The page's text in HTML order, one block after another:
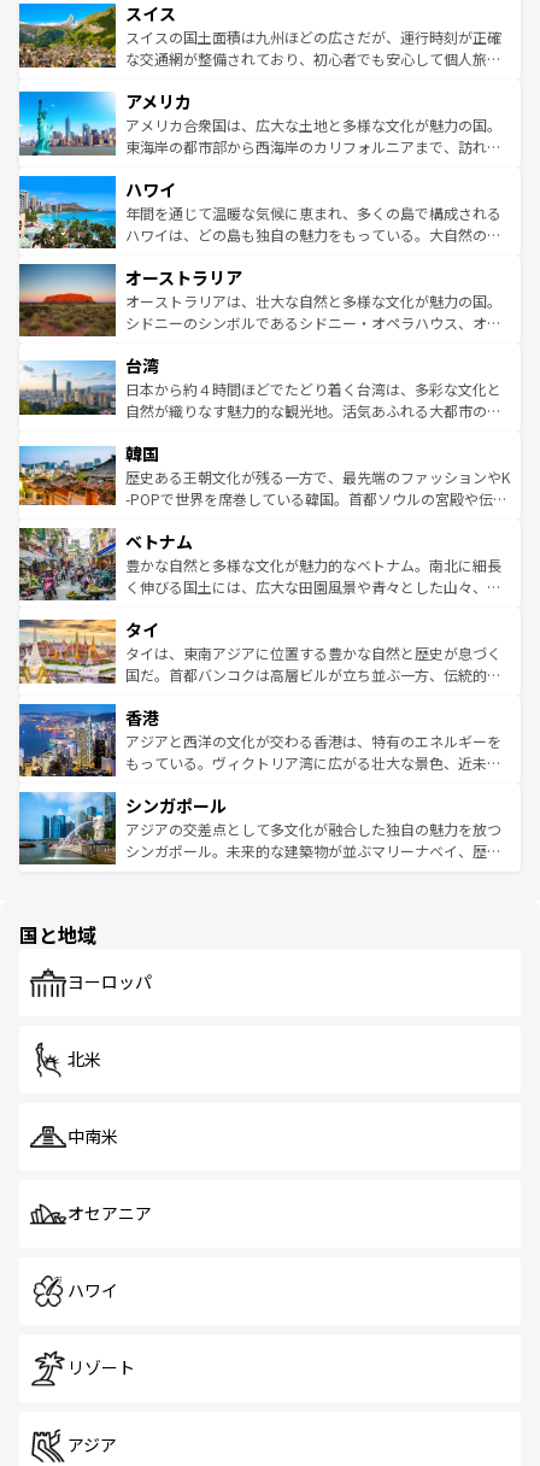
れる地方に足を運ぶとそれぞれで全く異なる文化を体験で
きるだろう。 なお、新着のフランス情報はコンテンツ一覧
を参照してほしい。
は、お酒好きな人にはぜひ体験してほしい。 なお、新着の
ドイツ情報はコンテンツ一覧を参照してほしい。
リアごとに異なる魅力がある。また、優雅なアフタヌーン
ティー、ビール好きにはたまらない英国パブ、サッカー観
戦など、本場だからこそできる体験も豊富。イギリスを旅
ンツ一覧を参照してほしい。
スイス
スイスの国土面積は九州ほどの広さだが、運行時刻が正確
な交通網が整備されており、初心者でも安心して個人旅行
の建物がそのまま残る町や、スイスならではのユニークな
博物館もあり、アルプス観光だけでなく町歩きも満喫する
ことができる。国民の所得が高いため物価も高いが、旅行
ば市内交通費無料で観光を楽しむこともできる。 なお、新
着のスイス情報はコンテンツ一覧 を参照してほしい。
アメリカ
アメリカ合衆国は、広大な土地と多様な文化が魅力の国。
東海岸の都市部から西海岸のカリフォルニアまで、訪れる
のような巨大都市は、観光、ショッピング、エンターテイ
ンメントが詰まった刺激的なスポットだ。一方、アメリカ
西部には大自然が広がり、グランドキャニオンやイエロー
部のニューオーリンズでは、音楽と美食が融合した独特の
文化が魅力。旅行者はアメリカの各地域で異なる魅力を楽
しみながら、その多様性と豊かな歴史を感じることができ
ならではの贅沢な旅のスタイルだ。 なお、新着のアメリカ
情報はコンテンツ一覧を参照してほしい。
ハワイ
年間を通じて温暖な気候に恵まれ、多くの島で構成される
ハワイは、どの島も独自の魅力をもっている。大自然の神
ワイ島は見逃せない。また、定番の観光地といえばオアフ
島だが、静かな自然を求めるならマウイ島やカウアイ島が
おすすめ。エメラルドグリーンに輝く海をはじめ、豊かな
れるおもてなしの心で訪れる人々を迎えてくれるハワイの
人々、おいしいローカルフードやハワイアンミュージッ
ク、伝統的なフラダンスなど、すべてがハワイの魅力を彩
ワイを、存分に味わってほしい。 なお、新着のハワイ情報
はコンテンツ一覧を参照してほしい。
オーストラリア
オーストラリアは、壮大な自然と多様な文化が魅力の国。
シドニーのシンボルであるシドニー・オペラハウス、オー
リアリーフや大陸中央部にそびえるウルル（エアーズロッ
ク）、タスマニアの美しい原生林やケアンズの熱帯雨林な
ど、見どころがたくさん。また、カフェやワイン、オージ
いる。アクティビティも充実しており、サーフィンやダイ
ビング、ハイキングなど、アウトドア好きにはたまらな
い。オーストラリアの多彩な魅力を存分に味わいつくそ
参照してほしい。
台湾
日本から約４時間ほどでたどり着く台湾は、多彩な文化と
自然が織りなす魅力的な観光地。活気あふれる大都市の台
ン）、静ひつな山岳地帯である台湾東部など、都市の喧騒
と山間の静けさが共存しており、訪れる人に新しい発見と
驚きをもたらしてくれる。また、奥深い台湾の食文化も魅
容にもいいと評判のスイーツなど、バラエティ豊かな料理
が味わえる。 なお、新着の台湾情報は コンテンツ一覧を参
照してほしい。
韓国
歴史ある王朝文化が残る一方で、最先端のファッションやK
-POPで世界を席巻している韓国。首都ソウルの宮殿や伝統
き、地方に足を延ばせば四季折々の自然美を楽しむことが
できる。そして、キムチや焼肉、絶品のストリートフード
まで、さまざまな韓国料理が待っている。夜には、韓国な
リティに包まれながら、韓国の多彩な魅力を心ゆくまで味
わってみてほしい。 なお、新着の韓国情報はコンテンツ一
覧を参照してほしい。
ベトナム
豊かな自然と多様な文化が魅力的なベトナム。南北に細長
く伸びる国土には、広大な田園風景や青々とした山々、世
急速な発展と共に伝統が息づく。ハノイの古い町並みやホ
ーチミン市のフランス統治時代の建物も、独特の雰囲気を
醸し出している。また、バラエティの豊かさとおいしさで
とつ。フォーやバインミー、ベトナムコーヒーなどは、ぜ
ひ現地で味わいたい。どの地域を訪れてもあたたかい人々
が旅行者を迎えてくれるので、きっと忘れられない旅にな
参照してほしい。
タイ
タイは、東南アジアに位置する豊かな自然と歴史が息づく
国だ。首都バンコクは高層ビルが立ち並ぶ一方、伝統的な
の活気が交差している。北部ではチェンマイなどの山岳地
帯で自然と触れ合い、南部ではプーケットやクラビの美し
いビーチでリゾート気分を楽しむことができる。タイ料理
激する。気候は一年中温暖で、どの季節にも異なる楽しみ
が待っている。親しみやすいタイの人々、仏教を中心とし
た文化、そして多様な観光資源が、訪れる旅人を魅了し続
香港
アジアと西洋の文化が交わる香港は、特有のエネルギーを
もっている。ヴィクトリア湾に広がる壮大な景色、近未来
み、どこを訪れても感動するはず。観光スポットが密集し
ており、効率よく見どころを回れるのも魅力。息をのむよ
うな絶景から文化的な体験まで、香港を存分に楽しみ尽く
シンガポール
アジアの交差点として多文化が融合した独自の魅力を放つ
シンガポール。未来的な建築物が並ぶマリーナベイ、歴史
で、ホーカーズは地元の風情を楽しめる外せないスポット
国と地域
ヨーロッパ
北米
中南米
オセアニア
ハワイ
リゾート
アジア